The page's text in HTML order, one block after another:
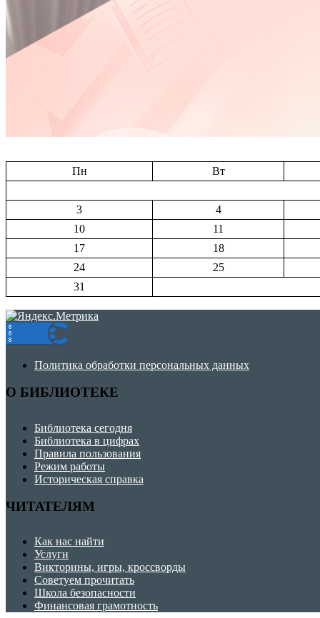
Пн
Вт
3
4
10
11
17
18
24
25
31
Политика обработки персональных данных
О БИБЛИОТЕКЕ
Библиотека сегодня
Библиотека в цифрах
Правила пользования
Режим работы
Историческая справка
ЧИТАТЕЛЯМ
Как нас найти
Услуги
Викторины, игры, кроссворды
Советуем прочитать
Школа безопасности
Финансовая грамотность